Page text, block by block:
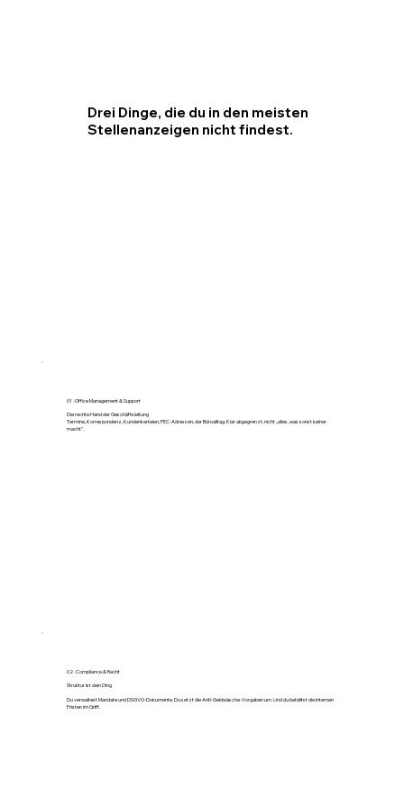
Drei Dinge, die du in den meisten
Stellenanzeigen nicht findest.
01 · Office Management & Support
Die rechte Hand der Geschäftsleitung
Termine, Korrespondenz, Kundenkarteien, PEC-Adressen, der Büroalltag. Klar abgegrenzt, nicht „alles, was sonst keiner
macht".
02 · Compliance & Recht
Struktur ist dein Ding
Du verwaltest Mandate und DSGVO-Dokumente. Du setzt die Anti-Geldwäsche-Vorgaben um. Und du behältst die internen
Fristen im Griff.